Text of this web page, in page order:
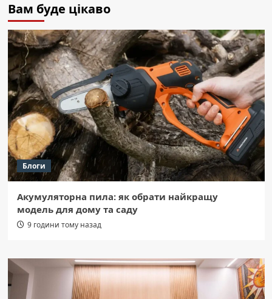
Вам буде цікаво
Блоги
Акумуляторна пила: як обрати найкращу
модель для дому та саду
9 години тому назад